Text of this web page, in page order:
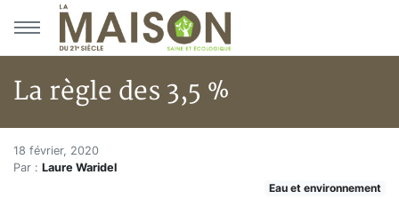
Aller au menu principal
Aller au contenu principal
La règle des 3,5 %
Accueil
Articles
La règle des 3,5 %
18 février, 2020
Par : Laure Waridel
Eau et environnement